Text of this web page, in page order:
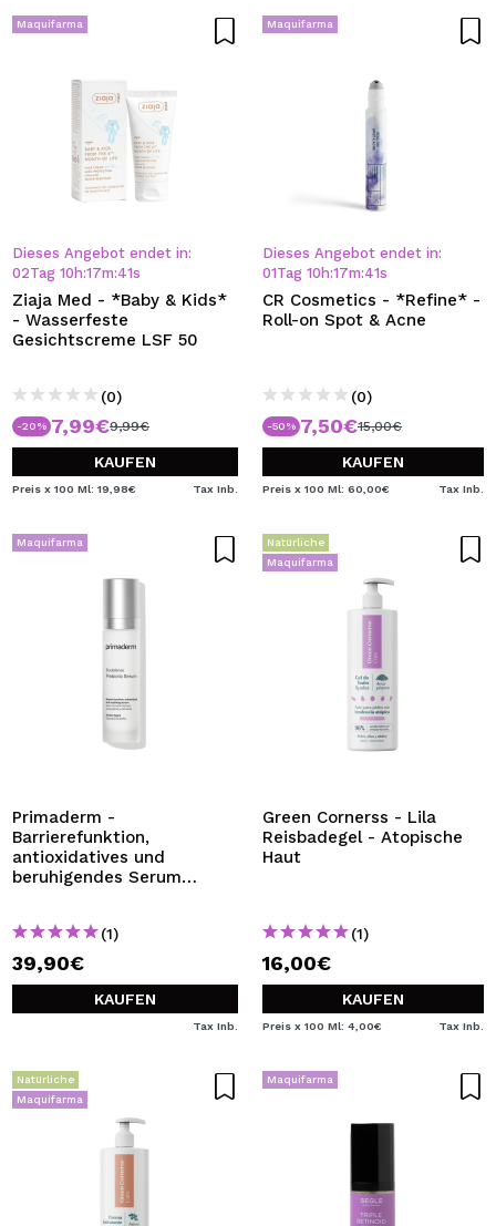
Maquifarma
Dieses Angebot endet in:
02Tag 10 h:17m:41s
Ziaja Med - *Baby & Kids*
- Wasserfeste
Gesichtscreme LSF 50
(0)
-20% 7,99€9,99€
KAUFEN
Preis x 100 Ml: 19,98€ Tax Inb.
Maquifarma
Dieses Angebot endet in:
01Tag 10 h:17m:41s
CR Cosmetics - *Refine* -
Roll-on Spot & Acne
(0)
-50% 7,50€15,00€
KAUFEN
Preis x 100 Ml: 60,00€ Tax Inb.
Maquifarma
Primaderm -
Barrierefunktion,
antioxidatives und
beruhigendes Serum
(1)
39,90€
KAUFEN
Tax Inb.
Natürliche
Maquifarma
Green Cornerss - Lila
Reisbadegel - Atopische
Haut
(1)
16,00€
KAUFEN
Preis x 100 Ml: 4,00€ Tax Inb.
Natürliche
Maquifarma
Maquifarma